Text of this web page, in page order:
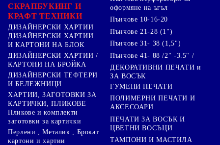
СКРАПБУКИНГ И
КРАФТ ТЕХНИКИ
ДИЗАЙНЕРСКИ ХАРТИИ
ДИЗАЙНЕРСКИ ХАРТИИ
И КАРТОНИ НА БЛОК
ДИЗАЙНЕРСКИ ХАРТИИ /
КАРТОНИ НА БРОЙКА
ДИЗАЙНЕРСКИ ТЕФТЕРИ
И БЕЛЕЖНИЦИ
ХАРТИИ, ЗАГОТОВКИ ЗА
КАРТИЧКИ, ПЛИКОВЕ
Пликове и комплекти
заготовки за картички
Перлени , Металик , Брокат
картони и хартии
оформяне на ъгъл
Пънчове 10-16-20
Пънчове 21-28 (1")
Пънчове 31- 38 (1,5")
Пънчове 41- 88 /2" -3.5" /
ДЕКОРАТИВНИ ПЕЧАТИ и
ЗА ВОСЪК
ГУМЕНИ ПЕЧАТИ
ПОЛИМЕРНИ ПЕЧАТИ И
АКСЕСОАРИ
ПЕЧАТИ ЗА ВОСЪК И
ЦВЕТНИ ВОСЪЦИ
ТАМПОНИ И МАСТИЛА